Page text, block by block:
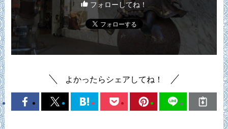
フォローしてね！
よかったらシェアしてね！